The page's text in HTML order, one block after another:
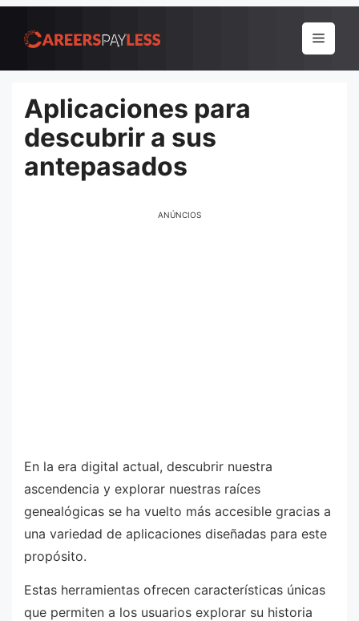
para
conteúdo
Menu
Aplicaciones para
descubrir a sus
antepasados
ANÚNCIOS
En la era digital actual, descubrir nuestra
ascendencia y explorar nuestras raíces
genealógicas se ha vuelto más accesible gracias a
una variedad de aplicaciones diseñadas para este
propósito.
Estas herramientas ofrecen características únicas
que permiten a los usuarios explorar su historia